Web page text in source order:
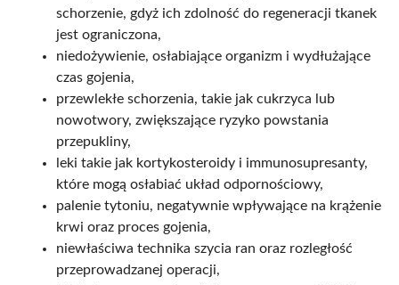
schorzenie, gdyż ich zdolność do regeneracji tkanek
jest ograniczona,
niedożywienie, osłabiające organizm i wydłużające
czas gojenia,
przewlekłe schorzenia, takie jak cukrzyca lub
nowotwory, zwiększające ryzyko powstania
przepukliny,
leki takie jak kortykosteroidy i immunosupresanty,
które mogą osłabiać układ odpornościowy,
palenie tytoniu, negatywnie wpływające na krążenie
krwi oraz proces gojenia,
niewłaściwa technika szycia ran oraz rozległość
przeprowadzanej operacji,